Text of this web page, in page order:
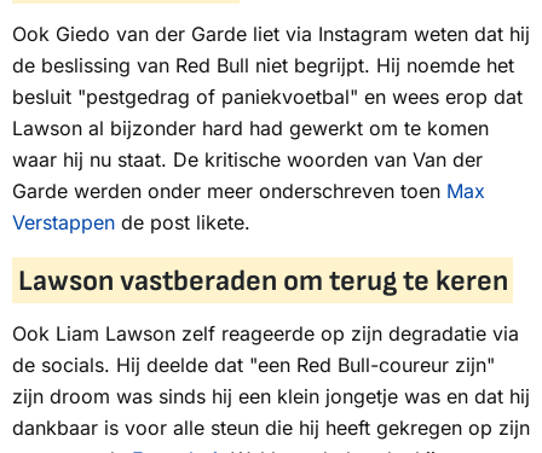
Ook Giedo van der Garde liet via Instagram weten dat hij
de beslissing van Red Bull niet begrijpt. Hij noemde het
besluit "pestgedrag of paniekvoetbal" en wees erop dat
Lawson al bijzonder hard had gewerkt om te komen
waar hij nu staat. De kritische woorden van Van der
Garde werden onder meer onderschreven toen Max
Verstappen de post likete.
Lawson vastberaden om terug te keren
Ook Liam Lawson zelf reageerde op zijn degradatie via
de socials. Hij deelde dat "een Red Bull-coureur zijn"
zijn droom was sinds hij een klein jongetje was en dat hij
dankbaar is voor alle steun die hij heeft gekregen op zijn